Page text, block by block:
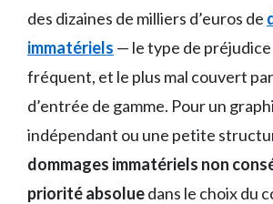
des dizaines de milliers d’euros de
immatériels — le type de préjudice
fréquent, et le plus mal couvert
d’entrée de gamme. Pour un
indépendant ou une petite
dommages immatériels non
priorité absoluedans le choix du